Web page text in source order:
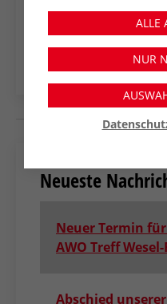
Neueste
Neuer Termin
AWO Treff
Abschied unserer
ALLE
NUR